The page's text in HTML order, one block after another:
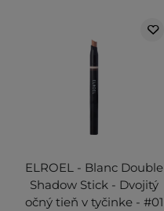
ELROEL - Blanc Double
Shadow Stick - Dvojitý
očný tieň v tyčinke - #01